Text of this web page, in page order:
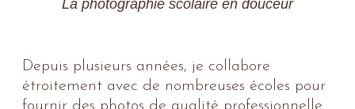
La photographie scolaire en douceur
Depuis plusieurs années, je collabore
étroitement avec de nombreuses écoles pour
fournir des photos de qualité professionnelle